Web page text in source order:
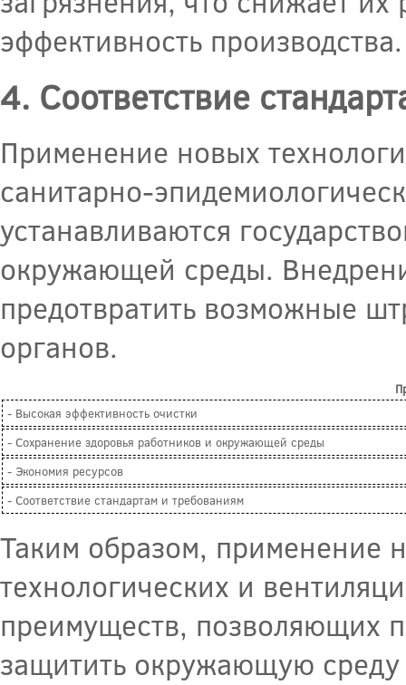
эффективность производства.
4. Соответствие
Применение новых
санитарно-
устанавливаются
окружающей среды.
предотвратить возможные
органов.
- Высокая эффективность очистки
- Сохранение здоровья работников и окружающей среды
- Экономия ресурсов
- Соответствие стандартам и требованиям
Таким образом, применение
технологических и
преимуществ, позволяющих
защитить окружающую среду